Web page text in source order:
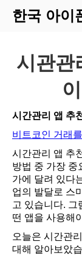
한국 아이
시관관
시간관리 앱 추
비트코인 거래
시간관리 앱 추
방법 중 가장 중
가에 달려 있다
업의 발달로 스
고 있습니다. 그
떤 앱을 사용해
오늘은 시간관
대해 알아보았